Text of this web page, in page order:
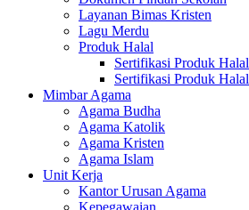
Layanan Bimas Kristen
Lagu Merdu
Produk Halal
Sertifikasi Produk
Sertifikasi Produk
Mimbar Agama
Agama Budha
Agama Katolik
Agama Kristen
Agama Islam
Unit Kerja
Kantor Urusan Agama
Kepegawaian